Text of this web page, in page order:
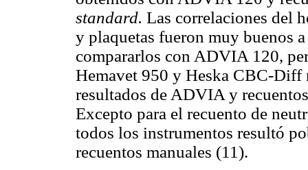
standard. Las correlaciones del
y plaquetas fueron muy buenos
compararlos con ADVIA 120,
Hemavet 950 y Heska CBC-Diff
resultados de ADVIA y
Excepto para el recuento de
todos los instrumentos resultó
recuentos manuales (11).